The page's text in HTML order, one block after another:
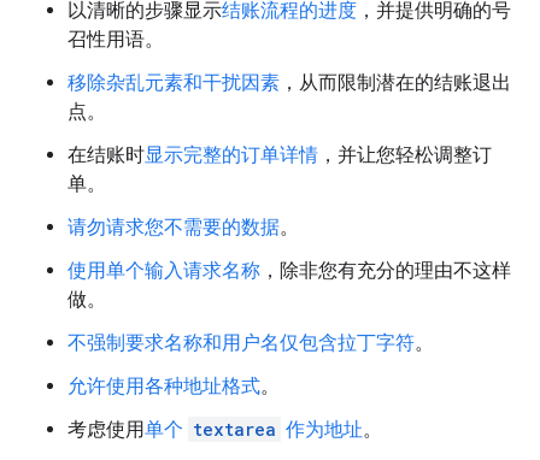
以清晰的步骤显示结账流程的进度 ，并提供明确的号
召性用语。
移除杂乱元素和干扰因素 ，从而限制潜在的结账退出
点。
在结账时显示完整的订单详情 ，并让您轻松调整订
单。
请勿请求您不需要的数据。
使用单个输入请求名称 ，除非您有充分的理由不这样
做。
不强制要求名称和用户名仅包含拉丁字符。
允许使用各种地址格式。
考虑使用单个 textarea 作为地址。